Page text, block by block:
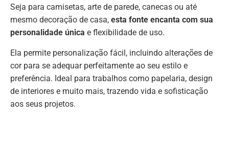
Seja para camisetas, arte de parede, canecas ou até
mesmo decoração de casa, esta fonte encanta com sua
personalidade única e flexibilidade de uso.
Ela permite personalização fácil, incluindo alterações de
cor para se adequar perfeitamente ao seu estilo e
preferência. Ideal para trabalhos como papelaria, design
de interiores e muito mais, trazendo vida e sofisticação
aos seus projetos.